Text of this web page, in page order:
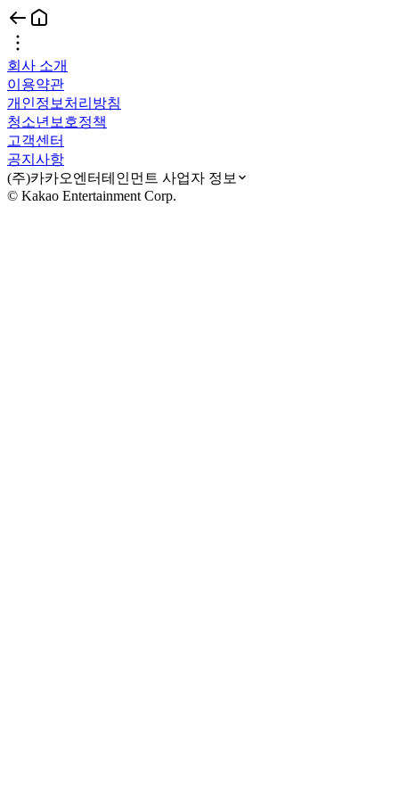
회사 소개
이용약관
개인정보처리방침
청소년보호정책
고객센터
공지사항
(주)카카오엔터테인먼트 사업자 정보
© Kakao Entertainment Corp.